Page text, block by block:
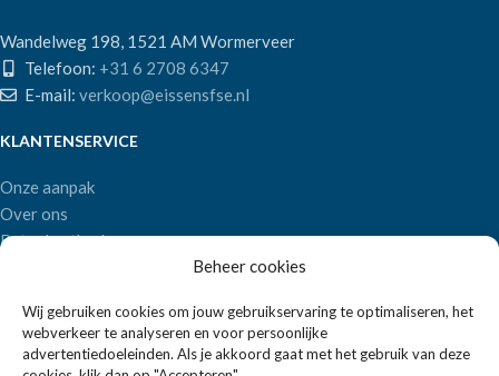
Beheer cookies
Wij gebruiken cookies om jouw gebruikservaring te optimaliseren, het
webverkeer te analyseren en voor persoonlijke
advertentiedoeleinden. Als je akkoord gaat met het gebruik van deze
Wandelweg 198, 1521 AM Wormerveer
Telefoon: +31 6 2708 6347
E-mail: verkoop@eissensfse.nl
KLANTENSERVICE
Onze aanpak
Over ons
Betaalmethoden
POPULAIRE MERKEN